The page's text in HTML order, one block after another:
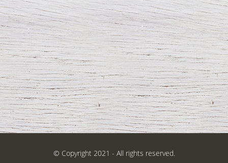
© Copyright 2021 - All rights reserved.